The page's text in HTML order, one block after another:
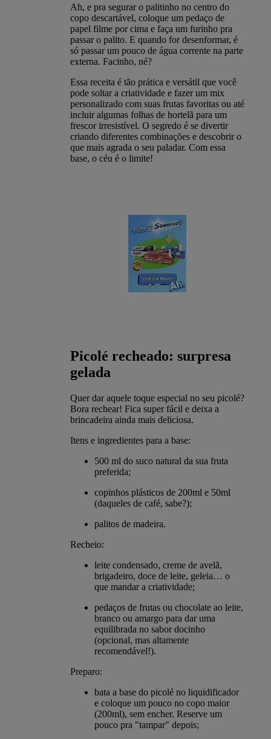
Ah, e pra segurar o palitinho no centro do
copo descartável, coloque um pedaço de
papel filme por cima e faça um furinho pra
passar o palito. E quando for desenformar, é
só passar um pouco de água corrente na parte
externa. Facinho, né?
Essa receita é tão prática e versátil que você
pode soltar a criatividade e fazer um mix
personalizado com suas frutas favoritas ou até
incluir algumas folhas de hortelã para um
frescor irresistível. O segredo é se divertir
criando diferentes combinações e descobrir o
que mais agrada o seu paladar. Com essa
base, o céu é o limite!
Picolé recheado: surpresa
gelada
Quer dar aquele toque especial no seu picolé?
Bora rechear! Fica super fácil e deixa a
brincadeira ainda mais deliciosa.
Itens e ingredientes para a base:
500 ml do suco natural da sua fruta
preferida;
copinhos plásticos de 200ml e 50ml
(daqueles de café, sabe?);
palitos de madeira.
Recheio:
leite condensado, creme de avelã,
brigadeiro, doce de leite, geleia… o
que mandar a criatividade;
pedaços de frutas ou chocolate ao leite,
branco ou amargo para dar uma
equilibrada no sabor docinho
(opcional, mas altamente
recomendável!).
Preparo:
bata a base do picolé no liquidificador
e coloque um pouco no copo maior
(200ml), sem encher. Reserve um
pouco pra "tampar" depois;